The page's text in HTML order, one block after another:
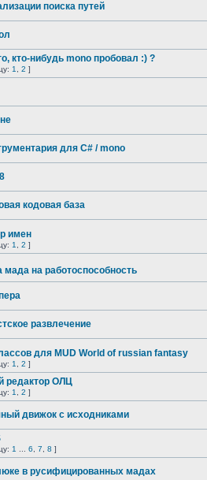
поиска путей
кто-нибудь mono пробовал :) ?
1 2 ]
для C# / mono
кодовая база
имен
1 2 ]
мада на работоспособность
развлечение
для MUD World of russian fantasy
1 2 ]
редактор ОЛЦ
1 2 ]
движок с исходниками
1 6 7 8 ]
в русифицированных мадах